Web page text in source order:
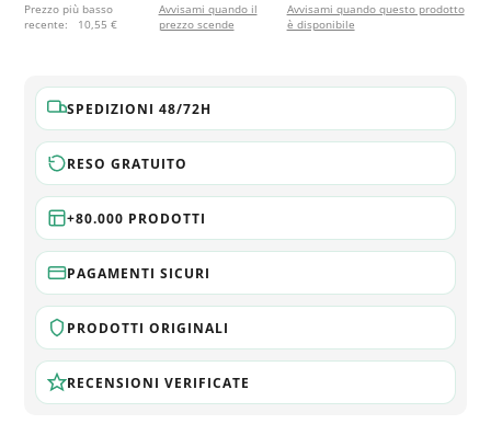
Prezzo più basso
recente:
10,55 €
Avvisami quando il
prezzo scende
Avvisami quando questo prodotto
è disponibile
SPEDIZIONI 48/72H
RESO GRATUITO
+80.000 PRODOTTI
PAGAMENTI SICURI
PRODOTTI ORIGINALI
RECENSIONI VERIFICATE